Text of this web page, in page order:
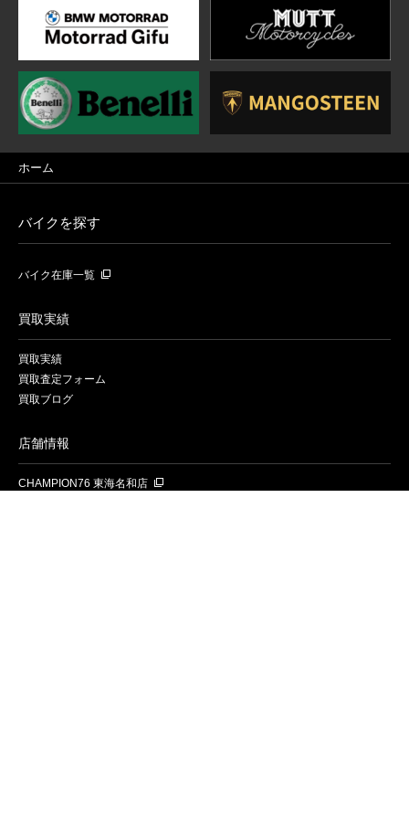
ホーム
バイクを探す
バイク在庫一覧
買取実績
買取実績
買取査定フォーム
買取ブログ
店舗情報
CHAMPION76 東海名和店